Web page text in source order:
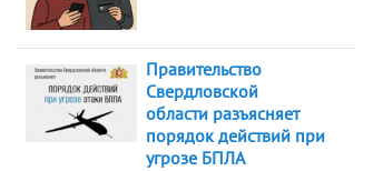
Правительство
Свердловской
области разъясняет
порядок действий при
угрозе БПЛА